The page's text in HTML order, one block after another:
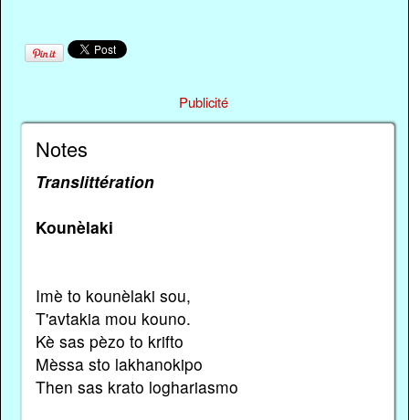
Publicité
Notes
Translittération
Kounèlaki
Imè to kounèlaki sou,
T'avtakia mou kouno.
Kè sas pèzo to krifto
Mèssa sto lakhanokipo
Then sas krato loghariasmo